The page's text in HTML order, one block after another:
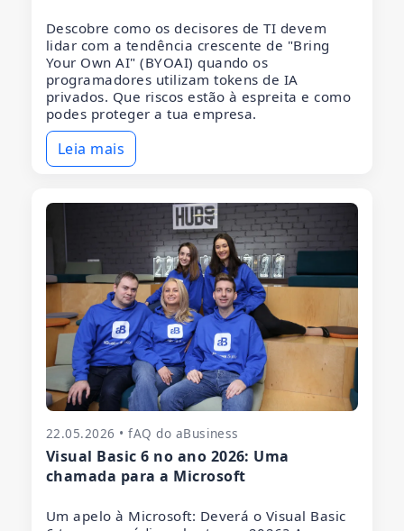
Descobre como os decisores de TI devem
lidar com a tendência crescente de "Bring
Your Own AI" (BYOAI) quando os
programadores utilizam tokens de IA
privados. Que riscos estão à espreita e como
podes proteger a tua empresa.
Leia mais
22.05.2026 • fAQ do aBusiness
Visual Basic 6 no ano 2026: Uma
chamada para a Microsoft
Um apelo à Microsoft: Deverá o Visual Basic